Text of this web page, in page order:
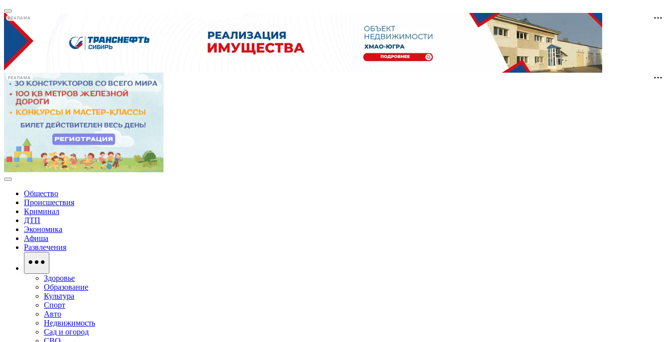
РЕКЛАМА
РЕКЛАМА
Общество
Происшествия
Криминал
ДТП
Экономика
Афиша
Развлечения
Здоровье
Образование
Культура
Спорт
Авто
Недвижимость
Сад и огород